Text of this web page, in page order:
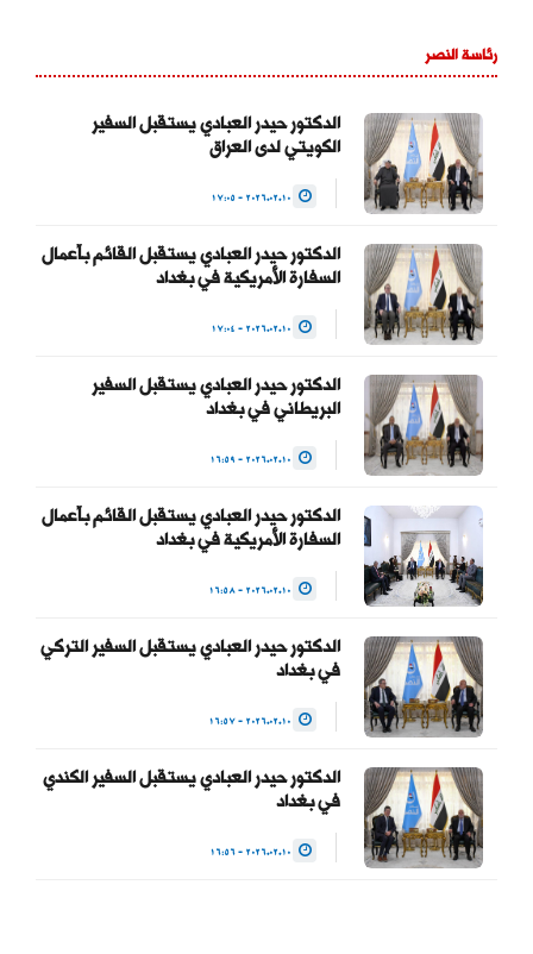
المواطنين وحماية التجربة
الديمقراطية والتداول السلمي
للسلطة والحفاظ على…
العبادي
(@HaiderAlAbadi)
January 23, 2026
رئاسة النصر
الدكتور حيدر العبادي يستقبل السفير
الكويتي لدى العراق
الدكتور حيدر العبادي يستقبل القائم بأعمال
السفارة الأمريكية في بغداد
الدكتور حيدر العبادي يستقبل السفير
البريطاني في بغداد
الدكتور حيدر العبادي يستقبل القائم بأعمال
السفارة الأمريكية في بغداد
الدكتور حيدر العبادي يستقبل السفير التركي
في بغداد
الدكتور حيدر العبادي يستقبل السفير الكندي
في بغداد